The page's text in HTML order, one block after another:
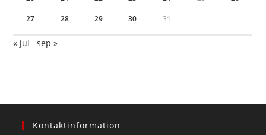
27 28 29 30 31
« jul sep »
Kontaktinformation